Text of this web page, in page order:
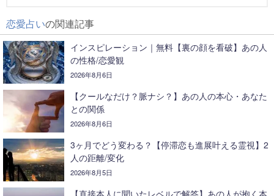
恋愛占いの関連記事
インスピレーション｜無料【裏の顔を看破】あの人
の性格/恋愛観
2026年8月6日
【クールなだけ？脈ナシ？】あの人の本心・あなた
との関係
2026年8月6日
3ヶ月でどう変わる？【停滞恋も進展叶える霊視】2
人の距離/変化
2026年8月5日